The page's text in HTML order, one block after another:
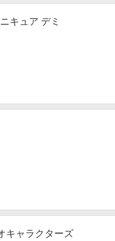
キュア デミ
キャラクターズ